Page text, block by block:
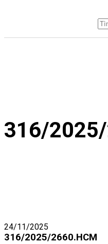
316/
24/11/2025
316/2025/2660.HCM